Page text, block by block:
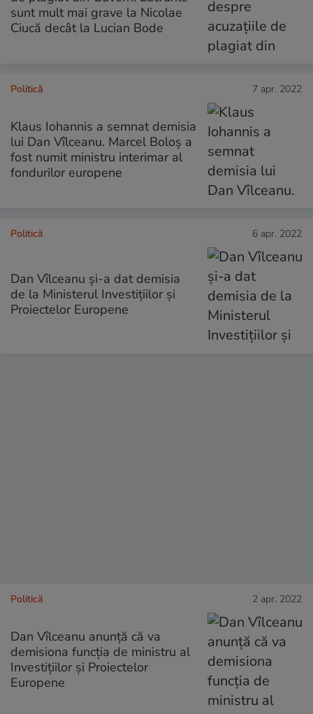
sunt mult mai grave la Nicolae
Ciucă decât la Lucian Bode
Politică 7 apr. 2022
Klaus Iohannis a semnat demisia
lui Dan Vîlceanu. Marcel Boloș a
fost numit ministru interimar al
fondurilor europene
Politică 6 apr. 2022
Dan Vîlceanu și-a dat demisia
de la Ministerul Investițiilor și
Proiectelor Europene
Politică 2 apr. 2022
Dan Vîlceanu anunță că va
demisiona funcția de ministru al
Investițiilor și Proiectelor
Europene